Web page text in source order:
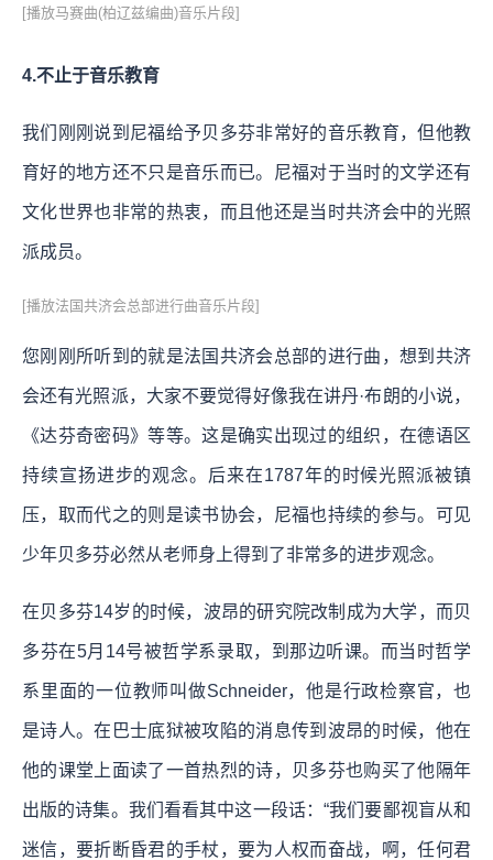
[播放马赛曲(柏辽兹编曲)音乐片段]
4.不止于音乐教育
我们刚刚说到尼福给予贝多芬非常好的音乐教育，但他教
育好的地方还不只是音乐而已。尼福对于当时的文学还有
文化世界也非常的热衷，而且他还是当时共济会中的光照
派成员。
[播放法国共济会总部进行曲音乐片段]
您刚刚所听到的就是法国共济会总部的进行曲，想到共济
会还有光照派，大家不要觉得好像我在讲丹·布朗的小说，
《达芬奇密码》等等。这是确实出现过的组织，在德语区
持续宣扬进步的观念。后来在1787年的时候光照派被镇
压，取而代之的则是读书协会，尼福也持续的参与。可见
少年贝多芬必然从老师身上得到了非常多的进步观念。
在贝多芬14岁的时候，波昂的研究院改制成为大学，而贝
多芬在5月14号被哲学系录取，到那边听课。而当时哲学
系里面的一位教师叫做Schneider，他是行政检察官，也
是诗人。在巴士底狱被攻陷的消息传到波昂的时候，他在
他的课堂上面读了一首热烈的诗，贝多芬也购买了他隔年
出版的诗集。我们看看其中这一段话：“我们要鄙视盲从和
迷信，要折断昏君的手杖，要为人权而奋战，啊，任何君